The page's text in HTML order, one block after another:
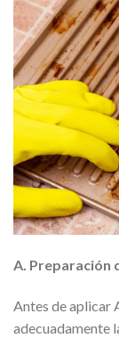
A. Preparación
Antes de aplicar
adecuadamente